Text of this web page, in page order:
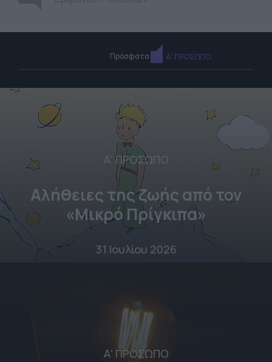
Πρόσφατα Α' ΠΡΟΣΩΠΟ
Α' ΠΡΟΣΩΠΟ
Αλήθειες της ζωής από τον
«Μικρό Πρίγκιπα»
31 Ιουλίου 2026
Α' ΠΡΟΣΩΠΟ